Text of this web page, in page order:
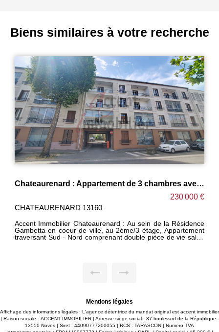
Biens similaires à votre recherche
Chateaurenard : Appartement de 3 chambres avec triple balcons et parking privé
230 000 €
CHATEAURENARD 13160
Accent Immobilier Chateaurenard : Au sein de la Résidence
Gambetta en coeur de ville, au 2ème/3 étage, Appartement
traversant Sud - Nord comprenant double pièce de vie salon
sein de la résidence. Charges de copropriété : 83€
Immobilier - 6 Agences - Bienvenue en Provence
Mentions légales
Affichage des informations légales : L'agence détentrice du mandat original est accent immobilier
| Raison sociale : ACCENT IMMOBILIER | Adresse siège social : 37 boulevard de la République -
13550 Noves | Siret : 44090777200055 | RCS : TARASCON | Numero TVA